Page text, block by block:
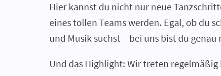
Hier kannst du nicht nur neue
eines tollen Teams werden. Egal, ob du
und Musik suchst – bei uns bist du
Und das Highlight: Wir treten